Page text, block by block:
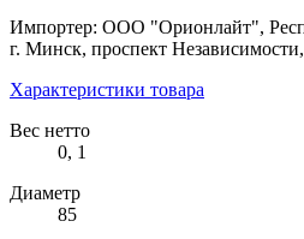
Импортер: ООО "Орионлайт",
г. Минск, проспект
Характеристики товара
Вес нетто
0, 1
Диаметр
85